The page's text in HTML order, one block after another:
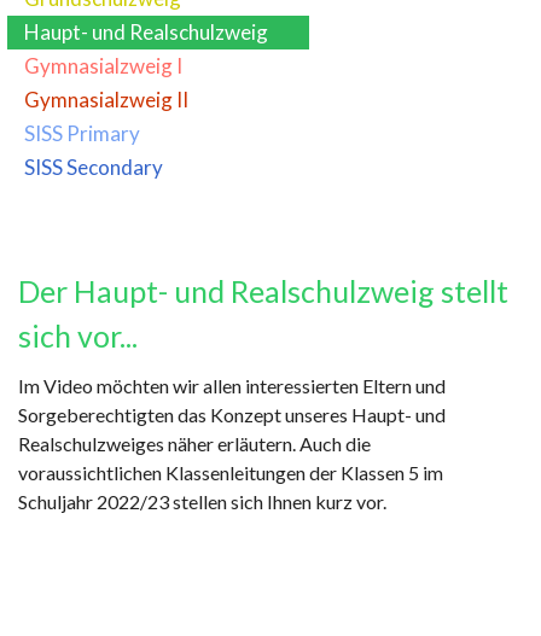
Haupt- und Realschulzweig
Gymnasialzweig I
Gymnasialzweig II
SISS Primary
SISS Secondary
Der Haupt- und Realschulzweig stellt
sich vor...
Im Video möchten wir allen interessierten Eltern und
Sorgeberechtigten das Konzept unseres Haupt- und
Realschulzweiges näher erläutern. Auch die
voraussichtlichen Klassenleitungen der Klassen 5 im
Schuljahr 2022/23 stellen sich Ihnen kurz vor.